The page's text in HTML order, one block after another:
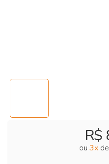
R$
ou 3x de